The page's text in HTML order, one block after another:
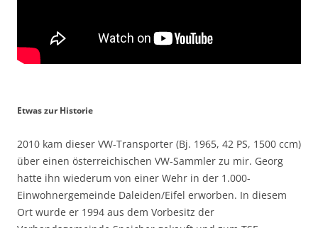
Etwas zur Historie
2010 kam dieser VW-Transporter (Bj. 1965, 42 PS, 1500 ccm)
über einen österreichischen VW-Sammler zu mir. Georg
hatte ihn wiederum von einer Wehr in der 1.000-
Einwohnergemeinde Daleiden/Eifel erworben. In diesem
Ort wurde er 1994 aus dem Vorbesitz der